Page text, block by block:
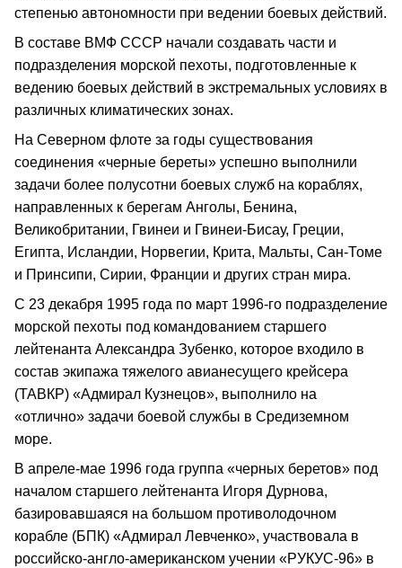
степенью автономности при ведении боевых действий.
В составе ВМФ СССР начали создавать части и
подразделения морской пехоты, подготовленные к
ведению боевых действий в экстремальных условиях в
различных климатических зонах.
На Северном флоте за годы существования
соединения «черные береты» успешно выполнили
задачи более полусотни боевых служб на кораблях,
направленных к берегам Анголы, Бенина,
Великобритании, Гвинеи и Гвинеи-Бисау, Греции,
Египта, Исландии, Норвегии, Крита, Мальты, Сан-Томе
и Принсипи, Сирии, Франции и других стран мира.
С 23 декабря 1995 года по март 1996-го подразделение
морской пехоты под командованием старшего
лейтенанта Александра Зубенко, которое входило в
состав экипажа тяжелого авианесущего крейсера
(ТАВКР) «Адмирал Кузнецов», выполнило на
«отлично» задачи боевой службы в Средиземном
море.
В апреле-мае 1996 года группа «черных беретов» под
началом старшего лейтенанта Игоря Дурнова,
базировавшаяся на большом противолодочном
корабле (БПК) «Адмирал Левченко», участвовала в
российско-англо-американском учении «РУКУС-96» в